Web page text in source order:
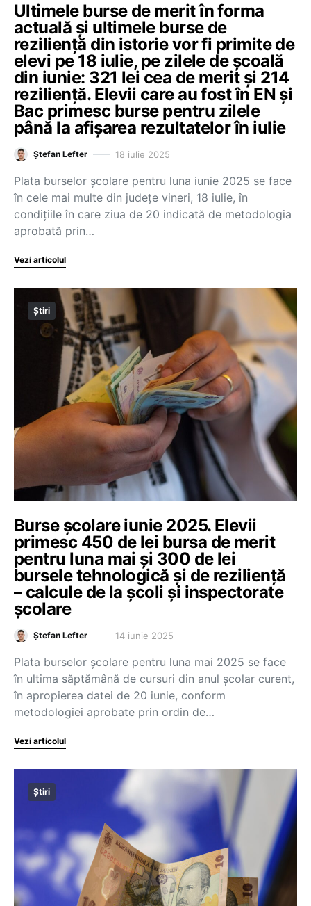
Ultimele burse de merit în forma
actuală și ultimele burse de
reziliență din istorie vor fi primite de
elevi pe 18 iulie, pe zilele de școală
din iunie: 321 lei cea de merit și 214
reziliență. Elevii care au fost în EN și
Bac primesc burse pentru zilele
până la afișarea rezultatelor în iulie
Ștefan Lefter 18 iulie 2025
Plata burselor școlare pentru luna iunie 2025 se face
în cele mai multe din județe vineri, 18 iulie, în
condițiile în care ziua de 20 indicată de metodologia
aprobată prin…
Vezi articolul
Știri
Burse școlare iunie 2025. Elevii
primesc 450 de lei bursa de merit
pentru luna mai și 300 de lei
bursele tehnologică și de reziliență
– calcule de la școli și inspectorate
școlare
Ștefan Lefter 14 iunie 2025
Plata burselor școlare pentru luna mai 2025 se face
în ultima săptămână de cursuri din anul școlar curent,
în apropierea datei de 20 iunie, conform
metodologiei aprobate prin ordin de…
Vezi articolul
Știri